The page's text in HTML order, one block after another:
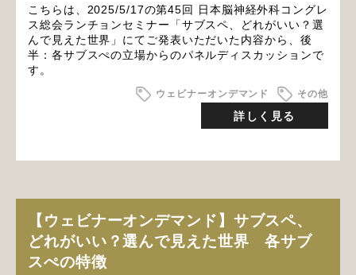
こちらは、2025/5/17の第45回 日本脳神経外科コングレ
ス総会ランチョンセミナー「サブスペ、どれがいい？選
んで見えた世界」にてご発表いただいた内容から、後
半：各サブスぺの立場からのパネルディスカッションで
す。
ウェビナーオンデマンド その他
詳しく見る
【ウェビナーオンデマンド】サブスペ、
どれがいい？選んで見えた世界 各サブ
スぺの特徴